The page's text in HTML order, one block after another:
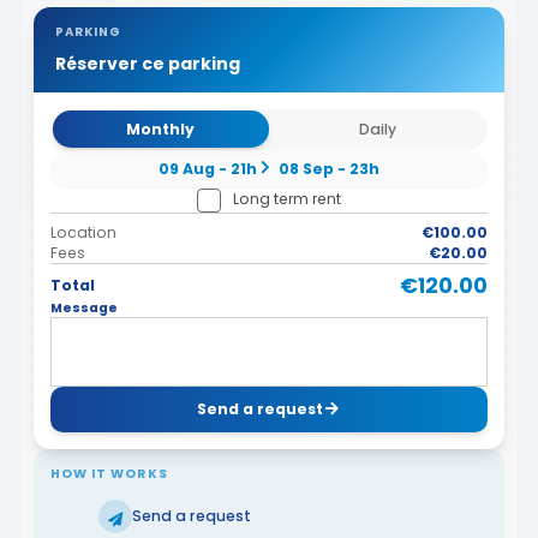
PARKING
Réserver ce parking
Monthly
Daily
09 Aug - 21h
08 Sep - 23h
Long term rent
Location
€100.00
Fees
€20.00
Total
€120.00
Message
Send a request
HOW IT WORKS
Send a request